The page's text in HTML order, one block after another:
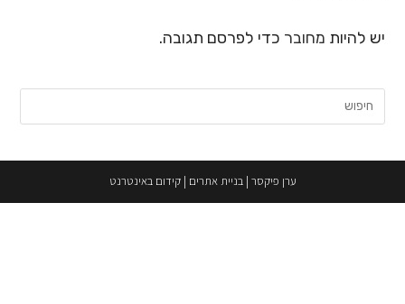
יש להיות מחובר כדי לפרסם תגובה.
ערן פיקסר |בניית אתרים |קידום באינטרנט